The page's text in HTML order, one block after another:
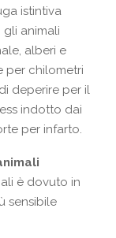
istintiva
gli animali
alberi e
per chilometri
deperire per il
indotto dai
per infarto.
è dovuto in
sensibile